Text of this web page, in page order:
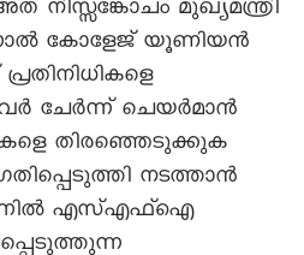
നിസ്സങ്കോചം മുഖ്യമന്ത്രി
കോളേജ് യൂണിയൻ
ചേർന്ന് ചെയർമാൻ
തിരഞ്ഞെടുക്കുക
നടത്താൻ
എസ്എഫ്ഐ